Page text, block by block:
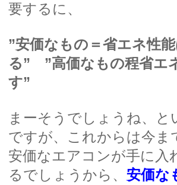
要するに、
”安価なもの＝省エネ性
る” ”高価なもの程省エ
す”
まーそうでしょうね、と
ですが、これからは今ま
安価なエアコンが手に入
るでしょうから、安価な